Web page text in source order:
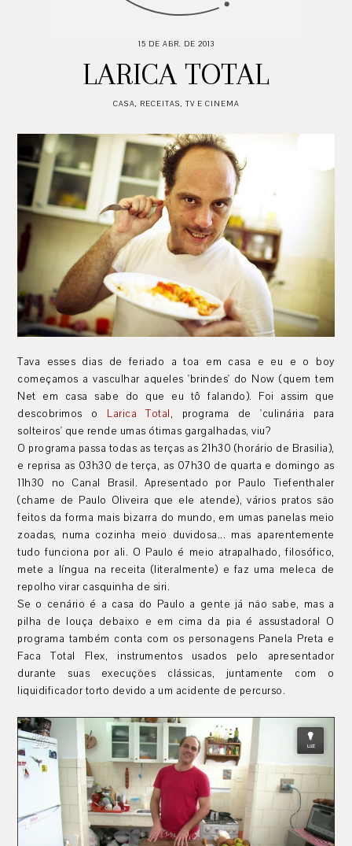
15 DE ABR. DE 2013
LARICA TOTAL
CASA, RECEITAS, TV E CINEMA
Tava esses dias de feriado a toa em casa e eu e o boy
começamos a vasculhar aqueles 'brindes' do Now (quem tem
Net em casa sabe do que eu tô falando). Foi assim que
descobrimos o Larica Total, programa de 'culinária para
solteiros' que rende umas ótimas gargalhadas, viu?
O programa passa todas as terças as 21h30 (horário de Brasilia),
e reprisa as 03h30 de terça, as 07h30 de quarta e domingo as
11h30 no Canal Brasil. Apresentado por Paulo Tiefenthaler
(chame de Paulo Oliveira que ele atende), vários pratos são
feitos da forma mais bizarra do mundo, em umas panelas meio
zoadas, numa cozinha meio duvidosa... mas aparentemente
tudo funciona por ali. O Paulo é meio atrapalhado, filosófico,
mete a língua na receita (literalmente) e faz uma meleca de
repolho virar casquinha de siri.
Se o cenário é a casa do Paulo a gente já não sabe, mas a
pilha de louça debaixo e em cima da pia é assustadora! O
programa também conta com os personagens Panela Preta e
Faca Total Flex, instrumentos usados pelo apresentador
durante suas execuções clássicas, juntamente com o
liquidificador torto devido a um acidente de percurso.